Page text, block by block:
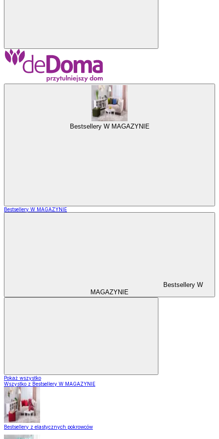
Bestsellery W MAGAZYNIE
Bestsellery W MAGAZYNIE
Bestsellery W
MAGAZYNIE
Pokaż wszystko
Wszystko z Bestsellery W MAGAZYNIE
Bestsellery z elastycznych pokrowców